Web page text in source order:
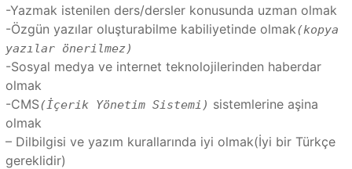
-Yazmak istenilen ders/dersler konusunda uzman olmak
-Özgün yazılar oluşturabilme kabiliyetinde olmak(kopya
yazılar önerilmez)
-Sosyal medya ve internet teknolojilerinden haberdar
olmak
-CMS(İçerik Yönetim Sistemi) sistemlerine aşina
olmak
– Dilbilgisi ve yazım kurallarında iyi olmak(İyi bir Türkçe
gereklidir)